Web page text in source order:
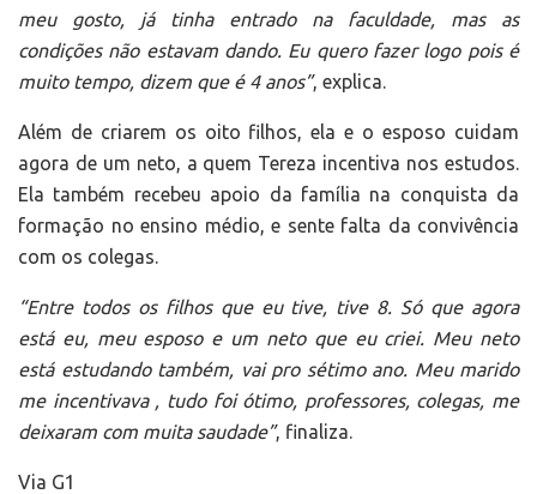
meu gosto, já tinha entrado na faculdade, mas as
condições não estavam dando. Eu quero fazer logo pois é
muito tempo, dizem que é 4 anos”, explica.
Além de criarem os oito filhos, ela e o esposo cuidam
agora de um neto, a quem Tereza incentiva nos estudos.
Ela também recebeu apoio da família na conquista da
formação no ensino médio, e sente falta da convivência
com os colegas.
“Entre todos os filhos que eu tive, tive 8. Só que agora
está eu, meu esposo e um neto que eu criei. Meu neto
está estudando também, vai pro sétimo ano. Meu marido
me incentivava , tudo foi ótimo, professores, colegas, me
deixaram com muita saudade”, finaliza.
Via G1